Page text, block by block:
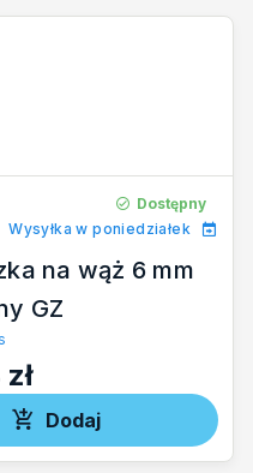
Dostępny
Wysyłka w poniedziałek
na wąż 6 mm
GZ
Dodaj